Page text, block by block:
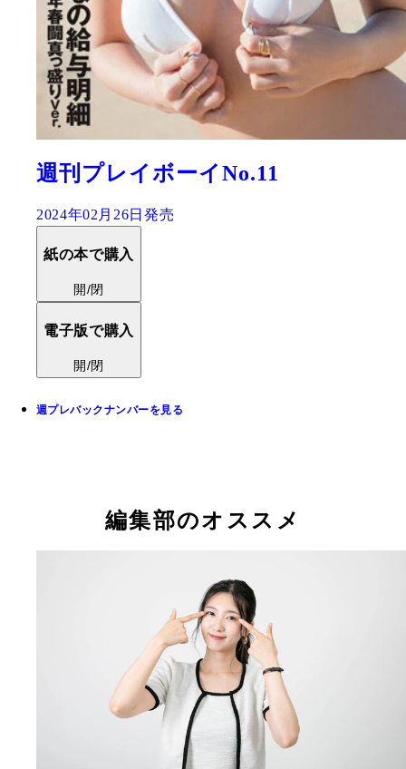
週刊プレイボーイNo.11
2024年02月26日発売
紙の本で購入
開/閉
電子版で購入
開/閉
週プレバックナンバーを見る
編集部のオススメ